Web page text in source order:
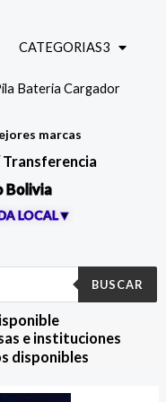
CATEGORIAS3
Bateria Cargador
marcas
Transferencia
Bolivia
LOCAL▼
BUSCAR
e instituciones
disponibles